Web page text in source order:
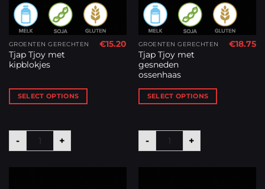
GROENTEN GERECHTEN
Tjap Tjoy met
kipblokjes
€15.20
SELECT OPTIONS
-
Tjap Tjoy met kipblokjes aantal
+
GROENTEN GERECHTEN
Tjap Tjoy met
gesneden
ossenhaas
€18.75
SELECT OPTIONS
-
Tjap Tjoy met gesneden
+